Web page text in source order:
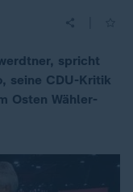
spricht
seine CDU-Kritik
Osten Wähler-